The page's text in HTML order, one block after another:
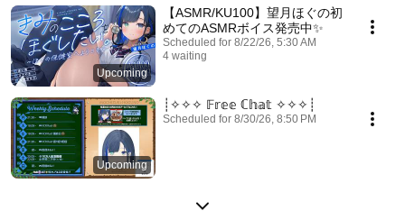
Upcoming
【ASMR/KU100】望月ほぐの初
めてのASMRボイス発売中✨
Scheduled for 8/22/26, 5:30 AM
4 waiting
Upcoming
┊✧✧✧ 𝔽𝕣𝕖𝕖 ℂ𝕙𝕒𝕥 ✧✧✧┊
Scheduled for 8/30/26, 8:50 PM